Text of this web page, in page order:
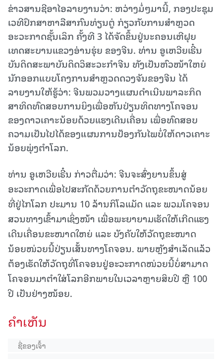
ຂ່າວສານຊີອາໄອລາຍງານວ່າ: ຫວ່າງມໍ່ໆມານີ້, ກອງປະຊຸມ
ເວທີປຶກສາຫາລືສາກົນທ່ຽນຕູ່ ກ່ຽວກັບການສຳຫຼວດ
ອະວະກາດຊັ້ນເລິກ ຄັ້ງທີ 3 ໄດ້ຈັດຂຶ້ນຢູ່ນະຄອນເຫີຝຸຍ
ເທດສະບານແຂວງອ່ານຮຸ່ຍ ຂອງຈີນ. ທ່ານ ອູເຫວີຍເຣີ໋ນ
ບັນດິດສະພາບັນດິດວິສະວະກຳຈີນ ທັງເປັນຫົວໜ້າໃຫຍ່
ນັກອອກແບບໂຄງການສຳຫຼວດດວງຈັນຂອງຈີນ ໄດ້
ລາຍງານໃຫ້ຮູ້ວ່າ: ຈີນພວມວາງແຜນດຳເນີນພາລະກິດ
ສາທິດທົດສອບການຍິງເພື່ອຫັນປ່ຽນທິດທາງໂຄຈອນ
ຂອງດາວເຄາະນ້ອຍດ້ວຍແຮງເດີນເຄື່ອນ ເພື່ອທົດສອບ
ຄວາມເປັນໄປໄດ້ຂອງແຜນການປ້ອງກັນໄພບໍ່ໃຫ້ດາວເຄາະ
ນ້ອຍພຸ່ງຕຳໂລກ.
ທ່ານ ອູເຫວີຍເຣີ໋ນ ກ່າວຕື່ມວ່າ: ຈີນຈະສົ່ງຍານຂຶ້ນສູ່
ອະວະກາດເພື່ອໄປສະກັດດ້ວຍການຕໍາວັດຖຸຂະໜາດນ້ອຍ
ທີ່ຢູ່ໄກໂລກ ປະມານ 10 ລ້ານກິໂລແມັດ ແລະ ພວມໂຄຈອນ
ສວນທາງເຂົ້າມາເຊິ່ງໜ້າ ເພື່ອພະຍາຍາມເຮັດໃຫ້ເກີດແຮງ
ເດີນເຄື່ອນຂະໜາດໃຫຍ່ ແລະ ບັງຄັບໃຫ້ວັດຖຸຂະໜາດ
ນ້ອຍໜ່ວຍນີ້ປ່ຽນເສັ້ນທາງໂຄຈອນ. ພາຍຫຼັງສຳເລັດແລ້ວ
ຕ້ອງເຮັດໃຫ້ວັດຖຸທີ່ໂຄຈອນຢູ່ອະວະກາດໜ່ວຍນີ້ບໍ່ສາມາດ
ໂຄຈອນມາຕຳໃສ່ໂລກອີກພາຍໃນເວລາຫຼາຍສິບປີ ຫຼື 100
ປີ ເປັນຢ່າງໜ້ອຍ.
ຄໍາເຫັນ